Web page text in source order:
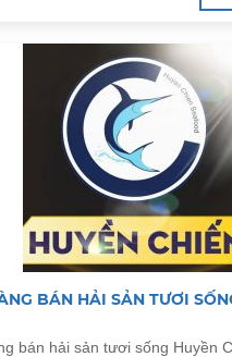
BÁN HẢI SẢN TƯƠI
bán hải sản tươi sống Huyền